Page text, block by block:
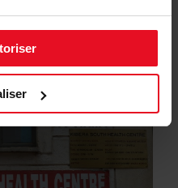
des zones de conflits.